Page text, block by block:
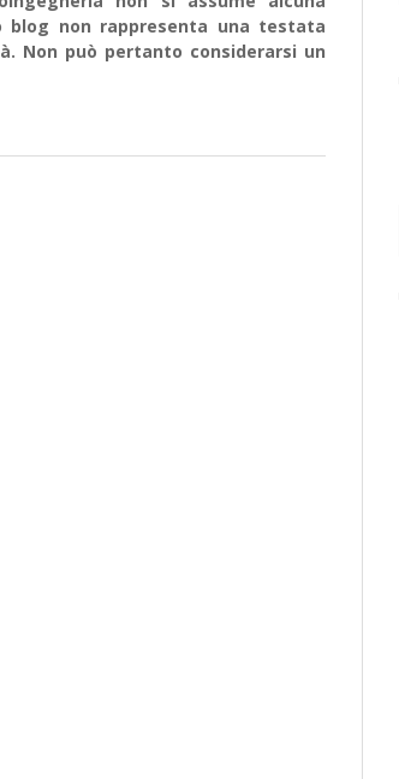
blog non rappresenta una testata
Non può pertanto considerarsi un